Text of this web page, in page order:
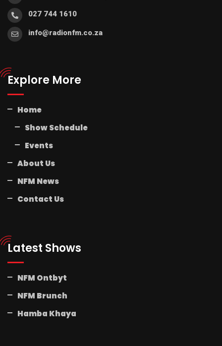
027 744 1610
info@radionfm.co.za
Explore More
Home
Show Schedule
Events
About Us
NFM News
Contact Us
Latest Shows
NFM Ontbyt
NFM Brunch
Hamba Khaya